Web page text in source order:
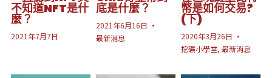
不知道NFT是什
麼？
2021年7月7日
底是什麼？
2021年6月16日 ·
最新消息
幣是如何交易?
(下)
2020年3月26日 ·
挖礦小學堂, 最新消息